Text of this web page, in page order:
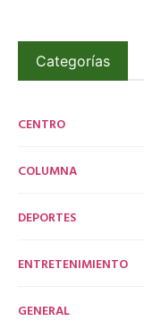
Categorías
CENTRO
COLUMNA
DEPORTES
ENTRETENIMIENTO
GENERAL